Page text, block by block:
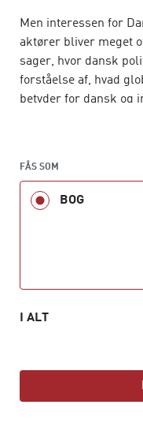
Men interessen for
aktører bliver meget
sager, hvor dansk
forståelse af, hvad
betyder for dansk og
bredere
Denne bog giver en
mellem danske,
strukturer. Der
styring indebærer,
påvirker dansk
mellem demokrati
hul i dansk
forvaltningen. Martin
international
FÅS SOM
BOG
I ALT